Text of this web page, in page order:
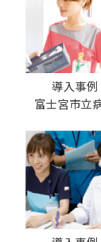
導入事例
富士宮市立